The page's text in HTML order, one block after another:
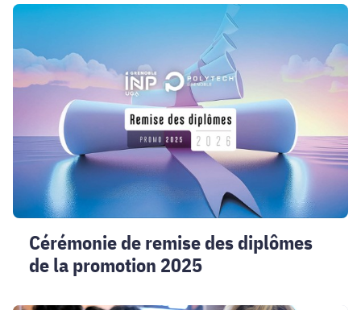
Cérémonie
remise
des
diplômes
promotion
2025
Cérémonie de remise des diplômes
de la promotion 2025